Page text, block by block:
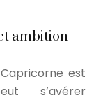
ambition
est
s’avérer